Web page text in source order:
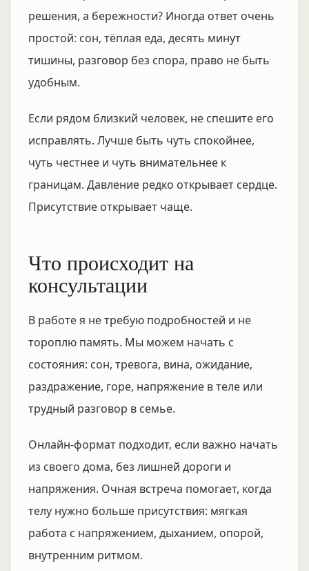
решения, а бережности? Иногда ответ очень
простой: сон, тёплая еда, десять минут
тишины, разговор без спора, право не быть
удобным.
Если рядом близкий человек, не спешите его
исправлять. Лучше быть чуть спокойнее,
чуть честнее и чуть внимательнее к
границам. Давление редко открывает сердце.
Присутствие открывает чаще.
Что происходит на
консультации
В работе я не требую подробностей и не
тороплю память. Мы можем начать с
состояния: сон, тревога, вина, ожидание,
раздражение, горе, напряжение в теле или
трудный разговор в семье.
Онлайн-формат подходит, если важно начать
из своего дома, без лишней дороги и
напряжения. Очная встреча помогает, когда
телу нужно больше присутствия: мягкая
работа с напряжением, дыханием, опорой,
внутренним ритмом.